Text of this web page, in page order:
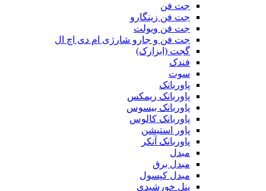
جت فن
جت فن زینگارو
جت فن ویولت
جت فن و جارو شارژی ام دی اچ ال
گجت (ابزارک)
فندک
سوت
پاوربانک
پاوربانک ریمکس
پاوربانک بیسوس
پاوربانک کالوس
پاور استیشن
پاوربانک آنکر
مبدل
مبدل برق
مبدل کپسول
پنل خورشیدی